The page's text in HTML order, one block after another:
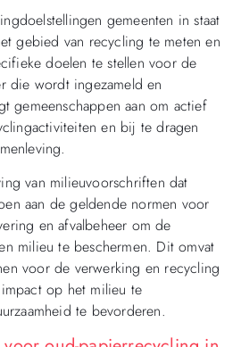
gemeenten in staat
gebied van recycling te meten en
doelen te stellen voor de
die wordt ingezameld en
gemeenschappen aan om actief
en bij te dragen
van milieuvoorschriften dat
aan de geldende normen voor
en afvalbeheer om de
milieu te beschermen. Dit omvat
voor de verwerking en recycling
op het milieu te
te bevorderen.